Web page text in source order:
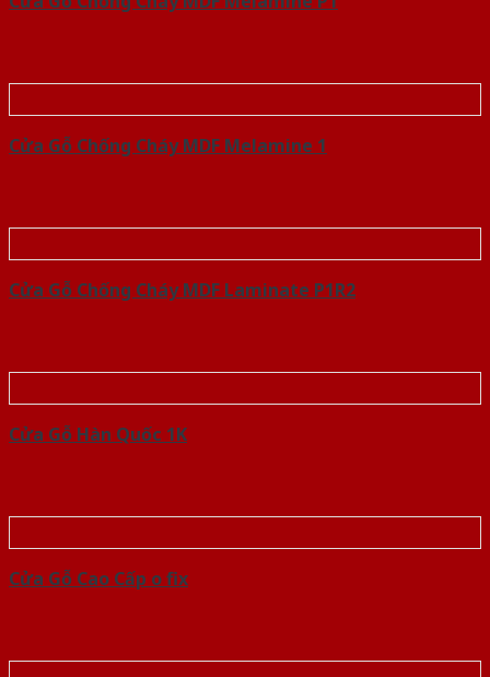
Cửa Gỗ Chống Cháy MDF Melamine 1
Cửa Gỗ Chống Cháy MDF Laminate P1R2
Cửa Gỗ Hàn Quốc 1K
Cửa Gỗ Cao Cấp o fix